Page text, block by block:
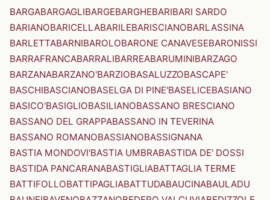
BARGABARGAGLIBARGEBARGHEBARIBARI SARDO
BARIANOBARICELLABARILEBARISCIANOBARLASSINA
BARLETTABARNIBAROLOBARONE CANAVESEBARONISSI
BARRAFRANCABARRALIBARREABARUMINIBARZAGO
BARZANABARZANO'BARZIOBASALUZZOBASCAPE'
BASCHIBASCIANOBASELGA DI PINE'BASELICEBASIANO
BASICO'BASIGLIOBASILIANOBASSANO BRESCIANO
BASSANO DEL GRAPPABASSANO IN TEVERINA
BASSANO ROMANOBASSIANOBASSIGNANA
BASTIA MONDOVI'BASTIA UMBRABASTIDA DE' DOSSI
BASTIDA PANCARANABASTIGLIABATTAGLIA TERME
BATTIFOLLOBATTIPAGLIABATTUDABAUCINABAULADU